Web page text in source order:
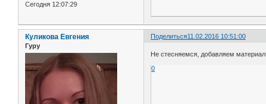
Сегодня 12:07:29
Поделиться11.02.2016 10:51:00
Куликова Евгения
Гуру
Не стесняемся, добавляем материал
0